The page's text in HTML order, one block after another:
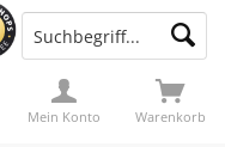
Warenkorb
Mein Konto